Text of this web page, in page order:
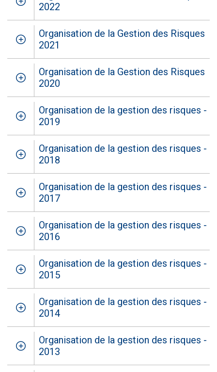
2022
Organisation de la Gestion des Risques
2021
Organisation de la Gestion des Risques
2020
Organisation de la gestion des risques -
2019
Organisation de la gestion des risques -
2018
Organisation de la gestion des risques -
2017
Organisation de la gestion des risques -
2016
Organisation de la gestion des risques -
2015
Organisation de la gestion des risques -
2014
Organisation de la gestion des risques -
2013